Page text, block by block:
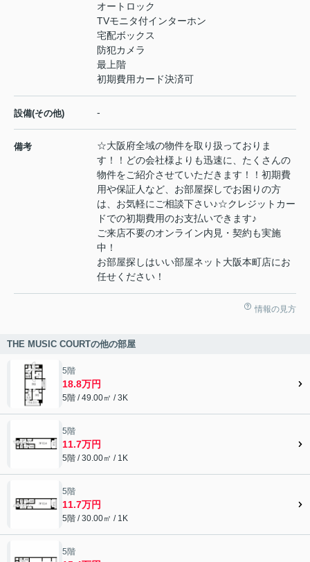
オートロック
TVモニタ付インターホン
宅配ボックス
防犯カメラ
最上階
初期費用カード決済可
設備(その他) -
備考
☆大阪府全域の物件を取り扱っておりま
す！！どの会社様よりも迅速に、たくさんの
物件をご紹介させていただきます！！初期費
用や保証人など、お部屋探しでお困りの方
は、お気軽にご相談下さい♪☆クレジットカー
ドでの初期費用のお支払いできます♪
ご来店不要のオンライン内見・契約も実施
中！
お部屋探しはいい部屋ネット大阪本町店にお
任せください！
情報の見方
THE MUSIC COURTの他の部屋
5階
18.8万円
5階 / 49.00㎡ / 3K
5階
11.7万円
5階 / 30.00㎡ / 1K
5階
11.7万円
5階 / 30.00㎡ / 1K
5階